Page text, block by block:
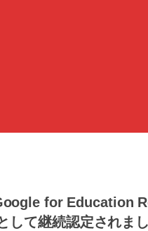
for Education
して継続認定されま